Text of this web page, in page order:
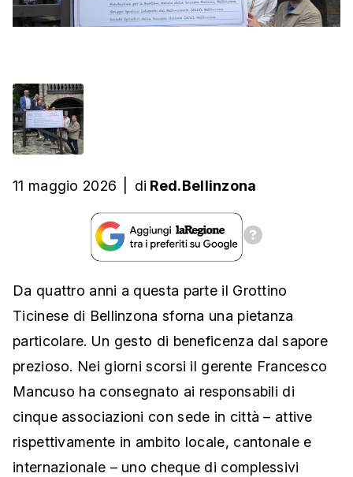
11 maggio 2026 di Red.Bellinzona
Da quattro anni a questa parte il Grottino
Ticinese di Bellinzona sforna una pietanza
particolare. Un gesto di beneficenza dal sapore
prezioso. Nei giorni scorsi il gerente Francesco
Mancuso ha consegnato ai responsabili di
cinque associazioni con sede in città – attive
rispettivamente in ambito locale, cantonale e
internazionale – uno cheque di complessivi